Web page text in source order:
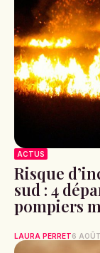
ACTUS
Risque
sud : 4
pompiers
LAURA PERRET6